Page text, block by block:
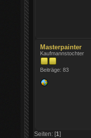
Masterpainter
Kaufmannstochter
Beiträge: 83
Seiten: [1]